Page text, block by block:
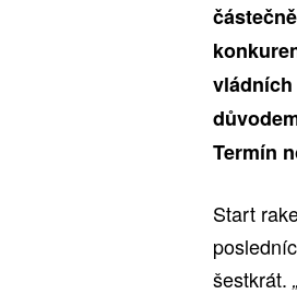
Termín
Start
šestkrát.